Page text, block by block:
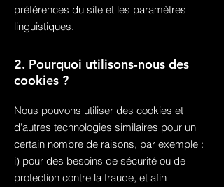
préférences du site et les paramètres
linguistiques.
2. Pourquoi utilisons-nous des
cookies ?
Nous pouvons utiliser des cookies et
d'autres technologies similaires pour un
certain nombre de raisons, par exemple :
i) pour des besoins de sécurité ou de
protection contre la fraude, et afin